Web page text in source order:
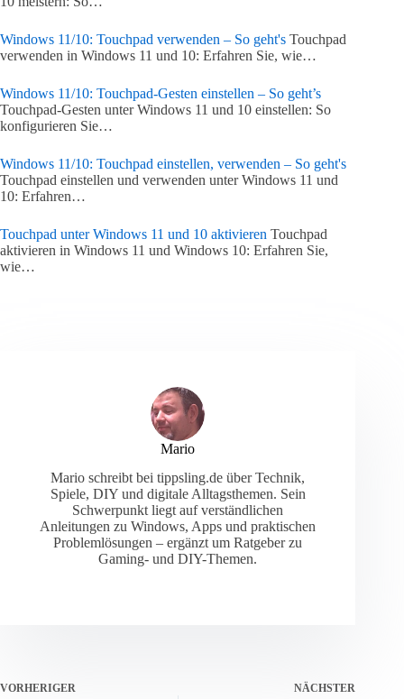
Windows 11/10: Touchpad verwenden – So geht's Touchpad
verwenden in Windows 11 und 10: Erfahren Sie, wie…
Windows 11/10: Touchpad-Gesten einstellen – So geht’s
Touchpad-Gesten unter Windows 11 und 10 einstellen: So
konfigurieren Sie…
Windows 11/10: Touchpad einstellen, verwenden – So geht's
Touchpad einstellen und verwenden unter Windows 11 und
10: Erfahren…
Touchpad unter Windows 11 und 10 aktivieren Touchpad
aktivieren in Windows 11 und Windows 10: Erfahren Sie,
wie…
Mario
Mario schreibt bei tippsling.de über Technik,
Spiele, DIY und digitale Alltagsthemen. Sein
Schwerpunkt liegt auf verständlichen
Anleitungen zu Windows, Apps und praktischen
Problemlösungen – ergänzt um Ratgeber zu
Gaming- und DIY-Themen.
VORHERIGER NÄCHSTER